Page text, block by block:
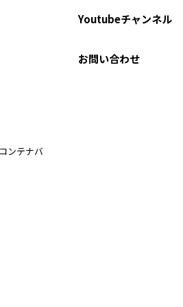
ンテナバ
Youtubeチャンネル
お問い合わせ